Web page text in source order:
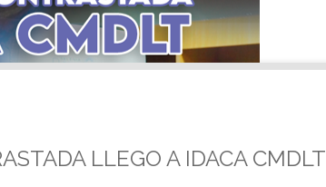
LLEGO A IDACA CMDLT